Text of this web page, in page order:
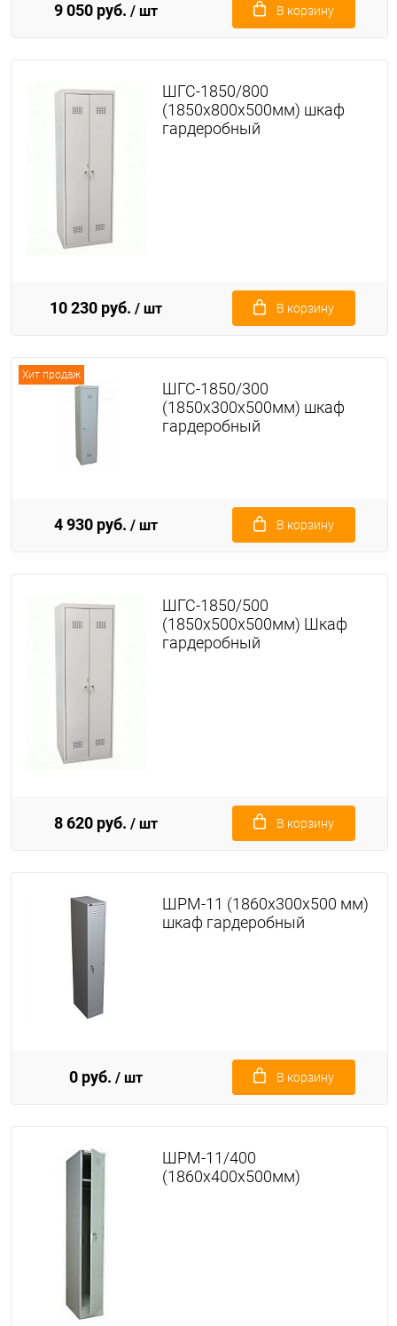
9 050 руб. / шт В корзину
ШГС-1850/800
(1850х800х500мм) шкаф
гардеробный
10 230 руб. / шт В корзину
Хит продаж
ШГС-1850/300
(1850х300х500мм) шкаф
гардеробный
4 930 руб. / шт В корзину
ШГС-1850/500
(1850х500х500мм) Шкаф
гардеробный
8 620 руб. / шт В корзину
ШРМ-11 (1860х300х500 мм)
шкаф гардеробный
0 руб. / шт В корзину
ШРМ-11/400
(1860х400х500мм)